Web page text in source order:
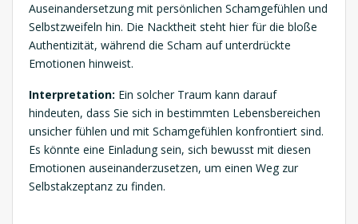
Auseinandersetzung mit persönlichen Schamgefühlen und
Selbstzweifeln hin. Die Nacktheit steht hier für die bloße
Authentizität, während die Scham auf unterdrückte
Emotionen hinweist.
Interpretation: Ein solcher Traum kann darauf
hindeuten, dass Sie sich in bestimmten Lebensbereichen
unsicher fühlen und mit Schamgefühlen konfrontiert sind.
Es könnte eine Einladung sein, sich bewusst mit diesen
Emotionen auseinanderzusetzen, um einen Weg zur
Selbstakzeptanz zu finden.